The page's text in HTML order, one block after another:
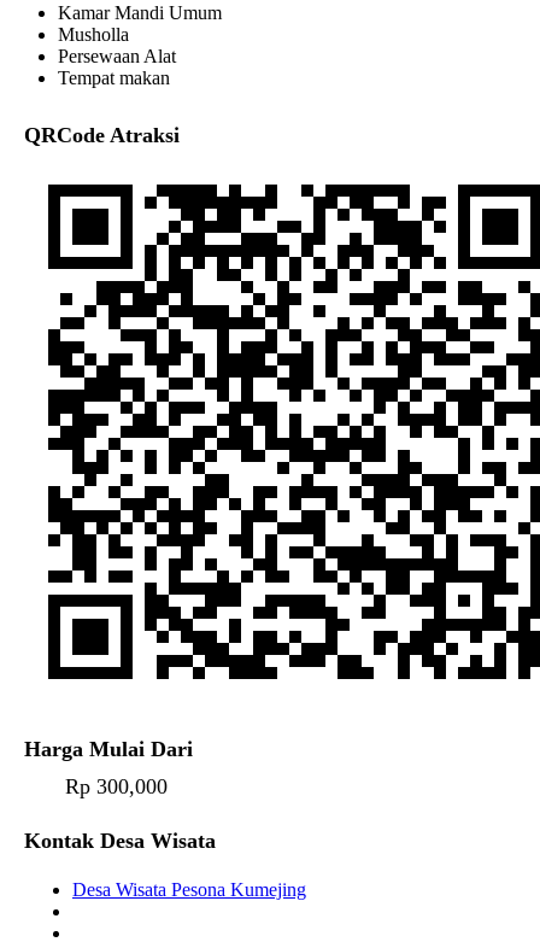
Kamar Mandi Umum
Musholla
Persewaan Alat
Tempat makan
QRCode Atraksi
Harga Mulai Dari
Rp 300,000
Kontak Desa Wisata
Desa Wisata Pesona Kumejing